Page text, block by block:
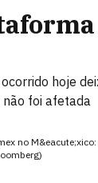
hoje
foi afetada
no